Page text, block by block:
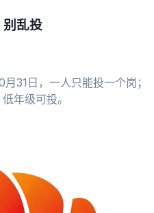
乱投
31日，一人只能投一个岗；
年级可投。